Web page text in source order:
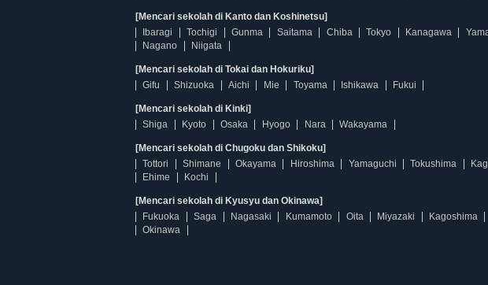
[Mencari sekolah di Kanto dan Koshinetsu]
Ibaragi
Tochigi Gunma Saitama Chiba Tokyo Kanagawa
Nagano
Niigata
[Mencari sekolah di Tokai dan Hokuriku]
Gifu
Shizuoka Aichi Mie Toyama Ishikawa Fukui
[Mencari sekolah di Kinki]
Shiga
Kyoto Osaka Hyogo Nara Wakayama
[Mencari sekolah di Chugoku dan Shikoku]
Tottori
Shimane Okayama Hiroshima Yamaguchi Tokushima
Ehime
Kochi
[Mencari sekolah di Kyusyu dan Okinawa]
Fukuoka
Saga Nagasaki Kumamoto Oita Miyazaki
Kagoshima
Okinawa